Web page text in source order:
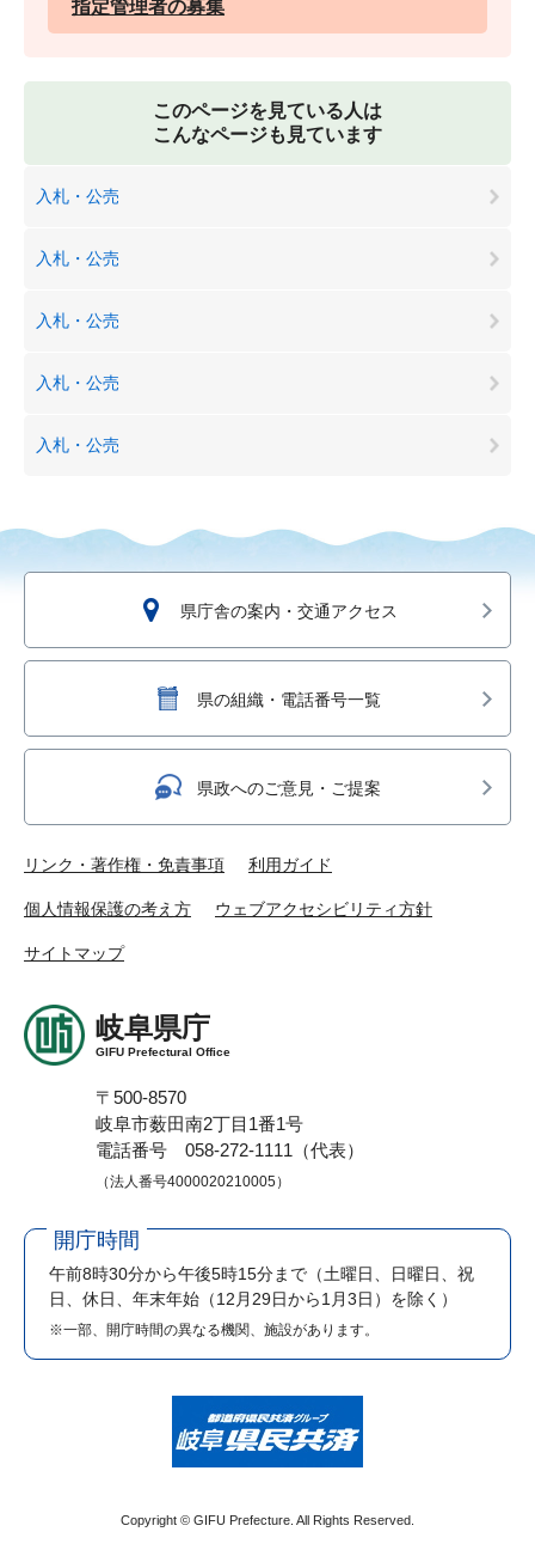
指定管理者の募集
このページを見ている人は
こんなページも見ています
入札・公売
入札・公売
入札・公売
入札・公売
入札・公売
県庁舎の案内・交通アクセス
県の組織・電話番号一覧
県政へのご意見・ご提案
リンク・著作権・免責事項 利用ガイド
個人情報保護の考え方 ウェブアクセシビリティ方針
サイトマップ
岐阜県庁
GIFU Prefectural Office
〒500-8570
岐阜市薮田南2丁目1番1号
電話番号 058-272-1111（代表）
（法人番号4000020210005）
開庁時間
午前8時30分から午後5時15分まで （土曜日、日曜日、祝
日、休日、年末年始（12月29日から1月3日）を除く）
※一部、開庁時間の異なる機関、施設があります。
Copyright © GIFU Prefecture. All Rights Reserved.